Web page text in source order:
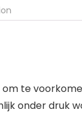
te
onder druk